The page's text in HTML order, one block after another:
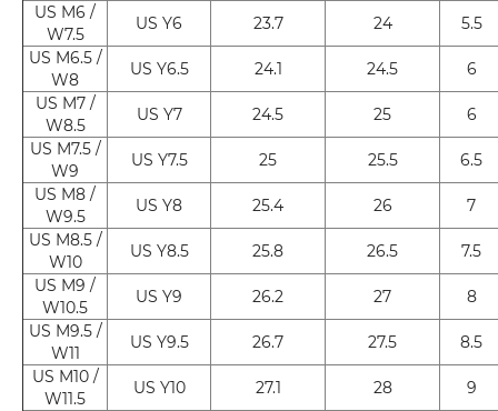
US M6 /
W7.5
US Y6 23.7 24
5.5
US M6.5 /
W8
US Y6.5 24.1 24.5
6
US M7 /
W8.5
US Y7 24.5 25
6
US M7.5 /
W9
US Y7.5 25 25.5
6.5
US M8 /
W9.5
US Y8 25.4 26
7
US M8.5 /
W10
US Y8.5 25.8 26.5
7.5
US M9 /
W10.5
US Y9 26.2 27
8
US M9.5 /
W11
US Y9.5 26.7 27.5
8.5
US M10 /
W11.5
US Y10 27.1 28
9